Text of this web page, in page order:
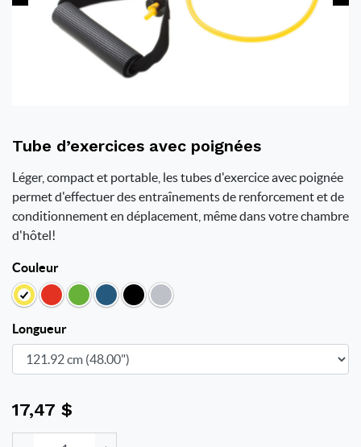
Tube d’exercices avec poignées
Léger, compact et portable, les tubes d'exercice avec poignée
permet d'effectuer des entraînements de renforcement et de
conditionnement en déplacement, même dans votre chambre
d'hôtel!
Couleur
Longueur
17,47 $